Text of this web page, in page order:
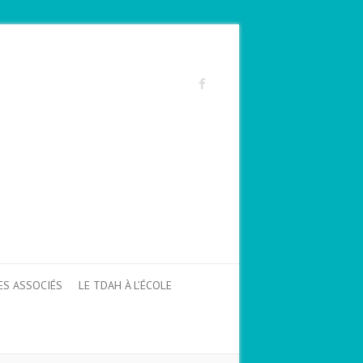
ASSOCIÉS LE TDAH À L’ÉCOLE